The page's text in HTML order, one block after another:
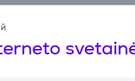
Gamintojas